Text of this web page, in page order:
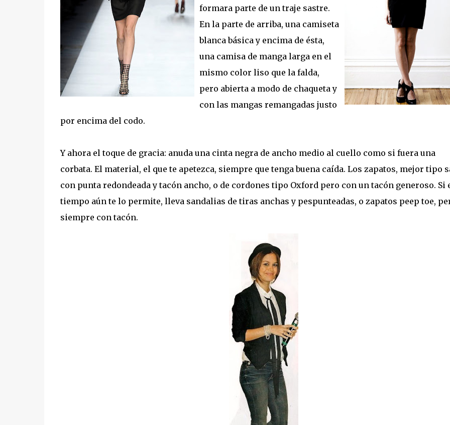
formara parte de un traje sastre.
En la parte de arriba, una camiseta
blanca básica y encima de ésta,
una camisa de manga larga en el
mismo color liso que la falda,
pero abierta a modo de chaqueta y
con las mangas remangadas justo
por encima del codo.
Y ahora el toque de gracia: anuda una cinta negra de ancho medio al cuello como si fuera una
corbata. El material, el que te apetezca, siempre que tenga buena caída. Los zapatos, mejor tipo
con punta redondeada y tacón ancho, o de cordones tipo Oxford pero con un tacón generoso. Si
tiempo aún te lo permite, lleva sandalias de tiras anchas y pespunteadas, o zapatos peep toe,
siempre con tacón.